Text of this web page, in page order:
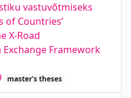
vastuvõtmiseks
of Countries’
X-Road
Framework
master's theses